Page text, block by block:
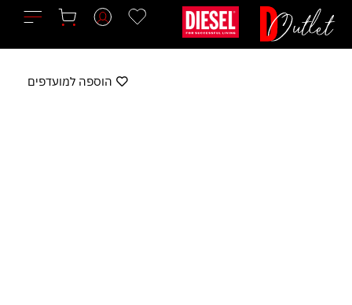
לתוכן
הוספה למועדפים